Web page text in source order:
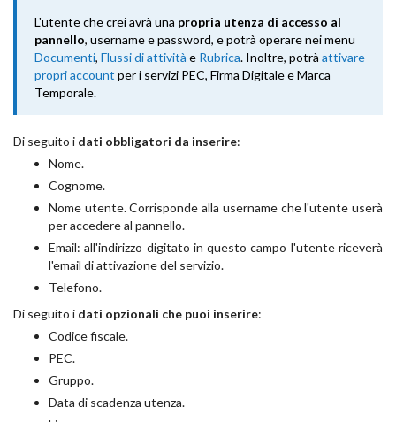
L'utente che crei avrà una propria utenza di accesso al
pannello, username e password, e potrà operare nei menu
Documenti, Flussi di attività e Rubrica. Inoltre, potrà attivare
propri account per i servizi PEC, Firma Digitale e Marca
Temporale.
Di seguito i dati obbligatori da inserire:
Nome.
Cognome.
Nome utente. Corrisponde alla username che l'utente userà
per accedere al pannello.
Email: all'indirizzo digitato in questo campo l'utente riceverà
l'email di attivazione del servizio.
Telefono.
Di seguito i dati opzionali che puoi inserire:
Codice fiscale.
PEC.
Gruppo.
Data di scadenza utenza.